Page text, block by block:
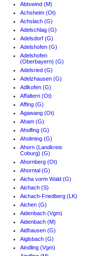
Abtswind (M)
Achsheim (Ot)
Achslach (G)
Adelschlag (G)
Adelsdorf (G)
Adelshofen (G)
Adelshofen
(Oberbayern) (G)
Adelsried (G)
Adelzhausen (G)
Adlkofen (G)
Affaltern (Ot)
Affing (G)
Agawang (Ot)
Aham (G)
Aholfing (G)
Aholming (G)
Ahorn (Landkreis
Coburg) (G)
Ahornberg (Ot)
Ahorntal (G)
Aicha vorm Wald (G)
Aichach (S)
Aichach-Friedberg (LK)
Aichen (G)
Aidenbach (Vgm)
Aidenbach (M)
Aidhausen (G)
Aiglsbach (G)
Aindling (Vgm)